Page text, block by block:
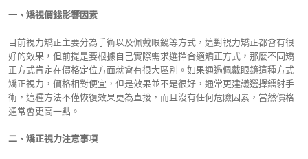
一、矯視價錢影響因素
目前視力矯正主要分為手術以及佩戴眼鏡等方式，這對視力矯正都會有很
好的效果，但前提是要根據自己實際需求選擇合適矯正方式，那麼不同矯
正方式肯定在價格定位方面就會有很大區別。如果通過佩戴眼鏡這種方式
矯正視力，價格相對便宜，但是效果並不是很好，通常更建議選擇鐳射手
術，這種方法不僅恢復效果更為直接，而且沒有任何危險因素，當然價格
通常會更高一點。
二、矯正視力注意事項